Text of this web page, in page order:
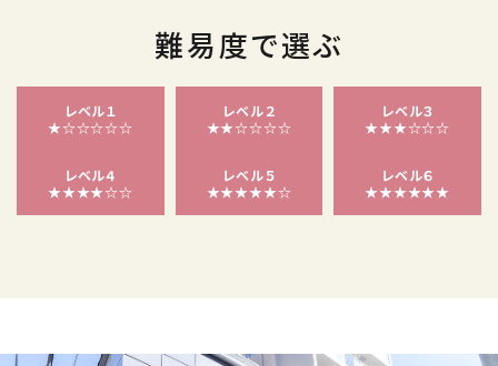
難易度で選ぶ
レベル１
★☆☆☆☆☆
レベル２
★★☆☆☆☆
レベル３
★★★☆☆☆
レベル４
★★★★☆☆
レベル５
★★★★★☆
レベル６
★★★★★★